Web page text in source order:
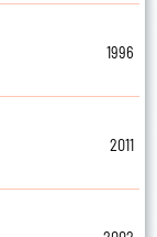
1996
2011